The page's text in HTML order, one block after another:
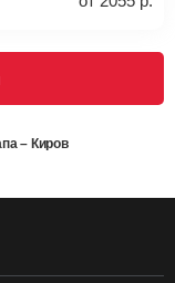
и его габаритах
– Киров